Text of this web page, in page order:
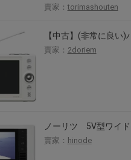
賣家：torimashouten
【中古】(非常に良い
賣家： 2doriem
ノーリツ 5V型ワイ
賣家： hinode